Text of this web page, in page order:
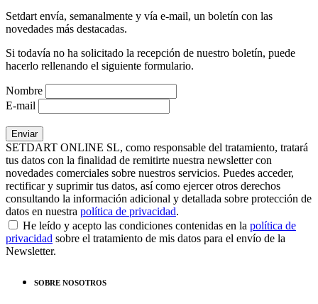
Setdart envía, semanalmente y vía e-mail, un boletín con las
novedades más destacadas.
Si todavía no ha solicitado la recepción de nuestro boletín, puede
hacerlo rellenando el siguiente formulario.
Nombre
E-mail
SETDART ONLINE SL, como responsable del tratamiento, tratará
tus datos con la finalidad de remitirte nuestra newsletter con
novedades comerciales sobre nuestros servicios. Puedes acceder,
rectificar y suprimir tus datos, así como ejercer otros derechos
consultando la información adicional y detallada sobre protección de
datos en nuestra política de privacidad.
He leído y acepto las condiciones contenidas en la política de
privacidad sobre el tratamiento de mis datos para el envío de la
Newsletter.
SOBRE NOSOTROS